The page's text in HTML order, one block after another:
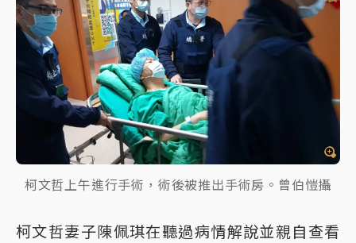
柯文哲上午進行手術，術後被推出手術房。曾伯愷攝
柯文哲妻子陳佩琪在聽過病情解說並親自查看